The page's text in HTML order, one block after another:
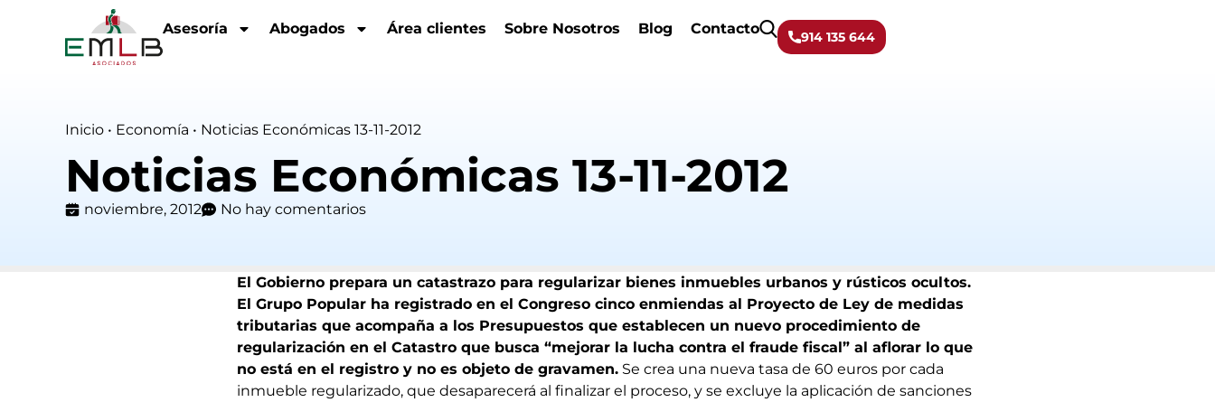
Asesoría Abogados Área clientes Sobre Nosotros Blog Contacto 914 135 644
Inicio • Economía • Noticias Económicas 13-11-2012
Noticias Económicas 13-11-2012
noviembre, 2012 No hay comentarios
El Gobierno prepara un catastrazo para regularizar bienes inmuebles urbanos y rústicos ocultos.
El Grupo Popular ha registrado en el Congreso cinco enmiendas al Proyecto de Ley de medidas
tributarias que acompaña a los Presupuestos que establecen un nuevo procedimiento de
regularización en el Catastro que busca “mejorar la lucha contra el fraude fiscal” al aflorar lo que
no está en el registro y no es objeto de gravamen. Se crea una nueva tasa de 60 euros por cada
inmueble regularizado, que desaparecerá al finalizar el proceso, y se excluye la aplicación de sanciones